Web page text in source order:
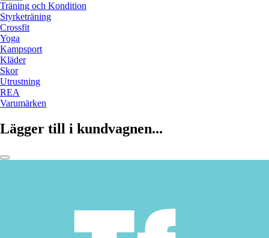
Träning och Kondition
Styrketräning
Crossfit
Yoga
Kampsport
Kläder
Skor
Utrustning
REA
Varumärken
Lägger till i kundvagnen...